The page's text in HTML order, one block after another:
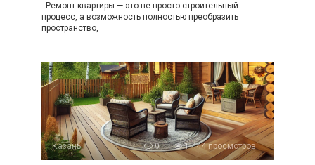
Ремонт квартиры — это не просто строительный
процесс, а возможность полностью преобразить
пространство,
Казань 0 1 444 просмотров